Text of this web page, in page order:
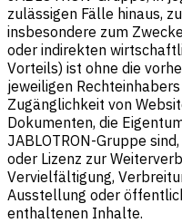
zulässigen Fälle hinaus,
insbesondere zum
oder indirekten
Vorteils) ist ohne die
jeweiligen
Zugänglichkeit von
Dokumenten, die
JABLOTRON-Gruppe
oder Lizenz zur
Vervielfältigung,
Ausstellung oder
enthaltenen Inhalte.